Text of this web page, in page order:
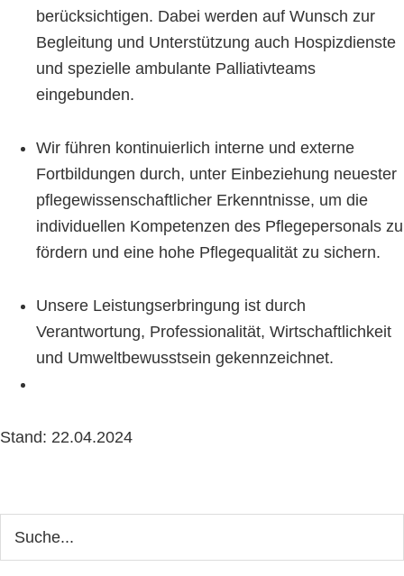
berücksichtigen. Dabei werden auf Wunsch zur
Begleitung und Unterstützung auch Hospizdienste
und spezielle ambulante Palliativteams
eingebunden.
Wir führen kontinuierlich interne und externe
Fortbildungen durch, unter Einbeziehung neuester
pflegewissenschaftlicher Erkenntnisse, um die
individuellen Kompetenzen des Pflegepersonals zu
fördern und eine hohe Pflegequalität zu sichern.
Unsere Leistungserbringung ist durch
Verantwortung, Professionalität, Wirtschaftlichkeit
und Umweltbewusstsein gekennzeichnet.
Stand: 22.04.2024
Seitenspalte
durchsuchen